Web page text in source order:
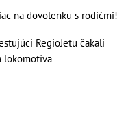
na dovolenku s rodičmi!
RegioJetu čakali
lokomotíva